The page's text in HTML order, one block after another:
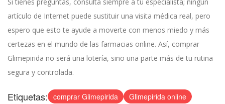
artículo de Internet puede sustituir una visita médica real, pero
espero que esto te ayude a moverte con menos miedo y más
certezas en el mundo de las farmacias online. Así, comprar
Glimepirida no será una lotería, sino una parte más de tu rutina
segura y controlada.
Etiquetas: comprar Glimepirida
Glimepirida online